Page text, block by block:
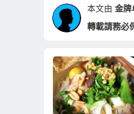
本文由 金牌
轉載請務必